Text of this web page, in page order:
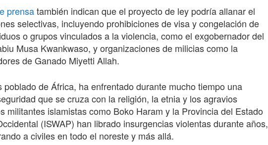
prensatambién indican que el proyecto de ley podría allanar el
selectivas, incluyendo prohibiciones de visa y congelación de
o grupos vinculados a la violencia, como el exgobernador del
Musa Kwankwaso, y organizaciones de milicias como la
de Ganado Miyetti Allah.
poblado de África, ha enfrentado durante mucho tiempo una
que se cruza con la religión, la etnia y los agravios
militantes islamistas como Boko Haram y la Provincia del Estado
(ISWAP) han librado insurgencias violentas durante años,
a civiles en todo el noreste y más allá.